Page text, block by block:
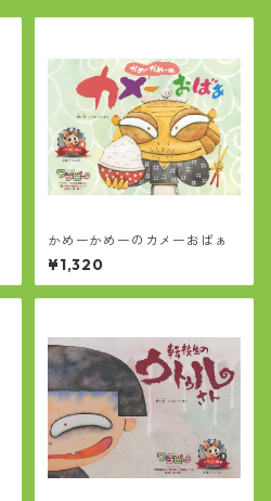
かめーかめーのカメーおばぁ
¥1,320